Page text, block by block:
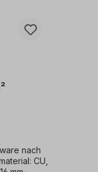
nach
CU,